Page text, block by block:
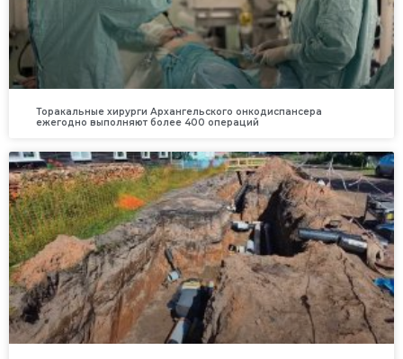
Торакальные хирурги Архангельского онкодиспансера
ежегодно выполняют более 400 операций